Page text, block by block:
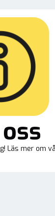
Läs mer om